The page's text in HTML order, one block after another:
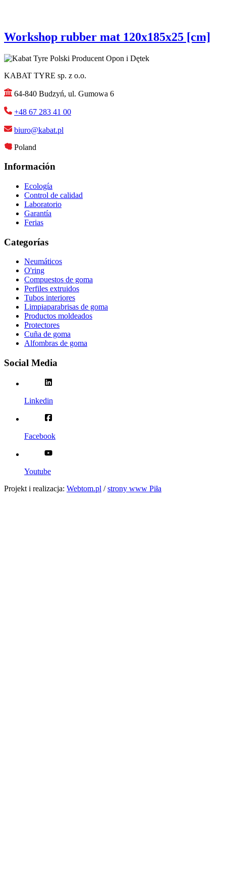
Workshop rubber mat 120x185x25 [cm]
KABAT TYRE sp. z o.o.
64-840 Budzyń, ul. Gumowa 6
+48 67 283 41 00
biuro@kabat.pl
Poland
Información
Ecología
Control de calidad
Laboratorio
Garantía
Ferias
Categorías
Neumáticos
O'ring
Compuestos de goma
Perfiles extruidos
Tubos interiores
Limpiaparabrisas de goma
Productos moldeados
Protectores
Cuña de goma
Alfombras de goma
Social Media
Linkedin
Facebook
Youtube
Projekt i realizacja: Webtom.pl / strony www Piła